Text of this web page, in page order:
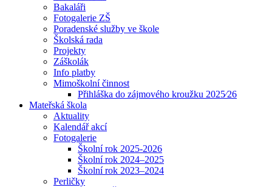
Bakaláři
Fotogalerie ZŠ
Poradenské služby ve škole
Školská rada
Projekty
Záškolák
Info platby
Mimoškolní činnost
Přihláška do zájmového kroužku 2025⁄26
Mateřská škola
Aktuality
Kalendář akcí
Fotogalerie
Školní rok 2025-2026
Školní rok 2024–2025
Školní rok 2023–2024
Perličky